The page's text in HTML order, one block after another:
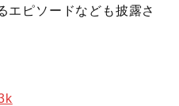
エピソードなども披露さ